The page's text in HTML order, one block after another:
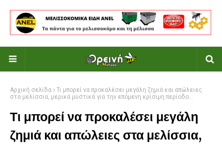
Αρχική σελίδα
Τι μπορεί να προκαλέσει μεγάλη ζημιά και απώλειες
στα μελίσσια, μερικά μυστικά για την επόμενη κρίσιμη περίοδο...
Τι μπορεί να προκαλέσει μεγάλη
ζημιά και απώλειες στα μελίσσια,